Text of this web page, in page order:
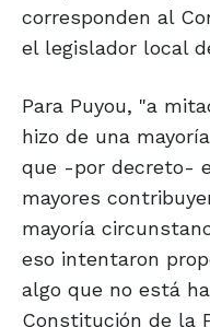
corresponden al
el legislador local
Para Puyou, "a
hizo de una
que -por decreto-
mayores
mayoría
eso intentaron
algo que no está
Constitución de la